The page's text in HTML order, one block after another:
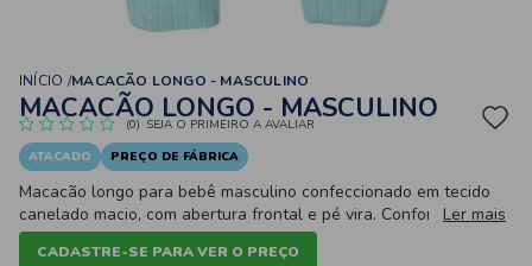
INÍCIO MACACÃO LONGO - MASCULINO
MACACÃO LONGO - MASCULINO
(0) SEJA O PRIMEIRO A AVALIAR
ATACADO
PREÇO DE FÁBRICA
Macacão longo para bebê masculino confeccionado em tecido
canelado macio, com abertura frontal e pé vira. Confortável,
prático e ideal para manter o bebê aquecido no dia a dia.
Ler mais
CADASTRE-SE PARA VER O PREÇO